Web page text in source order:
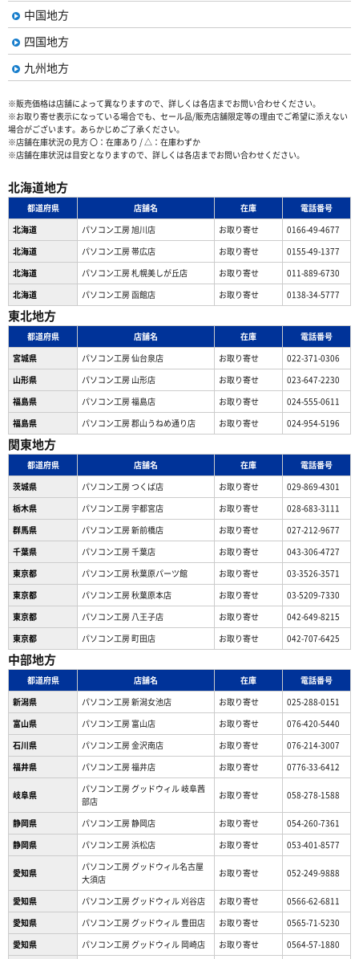
中国地方
四国地方
九州地方
※販売価格は店舗によって異なりますので、詳しくは各店までお問い合わせください。
※お取り寄せ表示になっている場合でも、セール品/販売店舗限定等の理由でご希望に添えない
場合がございます。あらかじめご了承ください。
※店舗在庫状況の見方 〇：在庫あり / △：在庫わずか
※店舗在庫状況は目安となりますので、詳しくは各店までお問い合わせください。
北海道地方
都道府県 店舗名 在庫
電話番号
北海道
パソコン工房 旭川店 お取り寄せ
0166-49-4677
北海道
パソコン工房 帯広店 お取り寄せ
0155-49-1377
北海道
パソコン⼯房 札幌美しが丘店 お取り寄せ
011-889-6730
北海道
パソコン工房 函館店 お取り寄せ 0138-34-5777
東北地方
都道府県 店舗名 在庫
電話番号
宮城県
パソコン工房 仙台泉店 お取り寄せ
022-371-0306
山形県
パソコン工房 山形店 お取り寄せ
023-647-2230
福島県
パソコン工房 福島店 お取り寄せ
024-555-0611
福島県
パソコン工房 郡山うねめ通り店 お取り寄せ 024-954-5196
関東地方
都道府県 店舗名 在庫
電話番号
茨城県
パソコン工房 つくば店 お取り寄せ
029-869-4301
栃木県
パソコン工房 宇都宮店 お取り寄せ
028-683-3111
群馬県
パソコン工房 新前橋店 お取り寄せ
027-212-9677
千葉県
パソコン工房 千葉店 お取り寄せ
043-306-4727
東京都
パソコン工房 秋葉原パーツ館 お取り寄せ
03-3526-3571
東京都
パソコン工房 秋葉原本店 お取り寄せ
03-5209-7330
東京都
パソコン工房 八王子店 お取り寄せ
042-649-8215
東京都
パソコン工房 町田店 お取り寄せ 042-707-6425
中部地方
都道府県 店舗名 在庫
電話番号
新潟県
パソコン工房 新潟女池店 お取り寄せ
025-288-0151
富山県
パソコン工房 富山店 お取り寄せ
076-420-5440
石川県
パソコン工房 金沢南店 お取り寄せ
076-214-3007
福井県
パソコン工房 福井店 お取り寄せ 0776-33-6412
岐阜県
パソコン工房 グッドウィル 岐阜茜
部店
お取り寄せ 058-278-1588
静岡県 パソコン工房 静岡店 お取り寄せ
054-260-7361
静岡県
パソコン工房 浜松店 お取り寄せ 053-401-8577
愛知県
パソコン工房 グッドウィル名古屋
大須店
お取り寄せ 052-249-9888
愛知県 パソコン工房 グッドウィル 刈谷店 お取り寄せ
0566-62-6811
愛知県
パソコン工房 グッドウィル 豊田店 お取り寄せ
0565-71-5230
愛知県
パソコン工房 グッドウィル 岡崎店 お取り寄せ
0564-57-1880